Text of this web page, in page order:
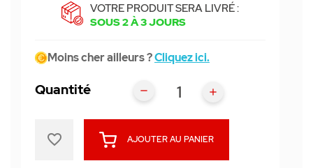
VOTRE PRODUIT SERA LIVRÉ :
SOUS 2 À 3 JOURS
Moins cher ailleurs ?Cliquez ici.
Quantité
AJOUTER AU PANIER
favorite_border